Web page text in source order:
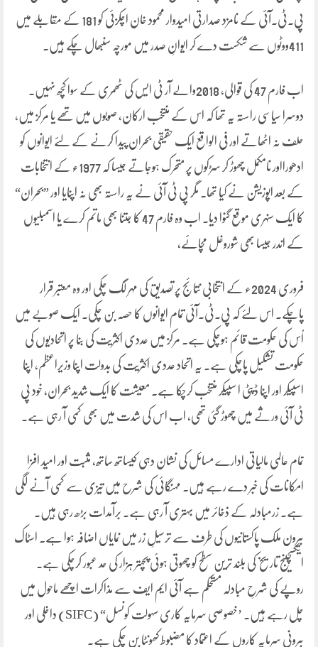
پی۔ٹی۔آئی کے نامزد صدارتی امیدوار محمود خان اچکزئی کو 181 کے مقابلے میں
411ووٹوں سے شکست دے کر ایوانِ صدر میں مورچہ سنبھال چکے ہیں۔
اب فارم 47 کی قوالی، 2018والے آر ٹی ایس کی ٹھمری کے سوا کچھ نہیں۔
دوسرا سیاسی راستہ یہ تھا کہ اس کے منتخب ارکان، صوبوں میں تھے یا مرکز میں،
حلف نہ اٹھاتے اور فی الواقع ایک حقیقی بحران پیدا کرنے کے لئے ایوانوں کو
ادھورااور نامکمل چھوڑ کر سڑکوں پر متحرک ہوجاتے جیسا کہ 1977ء کے انتخابات
کے بعد اپوزیشن نے کیا تھا۔ مگر پی ٹی آئی نے یہ راستہ بھی نہ اپنایا اور ”بحران“
کا ایک سنہری موقع گنوا دیا۔ اب وہ فارم 47 کا جتنا بھی ماتم کرے یا اسمبلیوں
کے اندر جیسا بھی شوروغل مچائے،
فروری 2024ء کے انتخابی نتائج پر تصدیق کی مہر لگ چکی اور وہ معتبر قرار
پاچکے۔ اس لئے کہ پی۔ٹی۔آئی تمام ایوانوں کا حصہ بن چکی۔ ایک صوبے میں
اُس کی حکومت قائم ہوچکی ہے۔ مرکز میں عددی اکثریت کی بنا پر اتحادیوں کی
حکومت تشکیل پاچکی ہے۔ یہ اتحاد عددی اکثریت کی بدولت اپنا وزیراعظم، اپنا
اسپیکر اور اپنا ڈپٹی ا سپیکر منتخب کرچکا ہے۔ معیشت کا ایک شدید بحران، خود پی
ٹی آئی ورثے میں چھوڑ گئی تھی، اب اس کی شدت میں بھی کمی آ رہی ہے۔
تمام عالمی مالیاتی ادارے مسائل کی نشان دہی کیساتھ ساتھ، مثبت اور امید افزا
امکانات کی خبر دے رہے ہیں۔ مہنگائی کی شرح میں تیزی سے کمی آنے لگی
ہے۔ زرمبادلہ کے ذخائر میں بہتری آ رہی ہے۔ برآمدات بڑھ رہی ہیں۔
بیرون ملک پاکستانیوں کی طرف سے ترسیلِ زر میں نمایاں اضافہ ہوا ہے۔ اسٹاک
ایکسچینج تاریخ کی بلند ترین سطح کو چھوتی ہوئی پچہتر ہزار کی حد عبور کرچکی ہے۔
روپے کی شرحِ مبادلہ مستحکم ہے آئی ایم ایف سے مذاکرات اچھے ماحول میں
چل رہے ہیں۔ ’خصوصی سرمایہ کاری سہولت کونسل“ (SIFC) داخلی اور
بیرونی سرمایہ کاروں کے اعتماد کا مضبوط کھونٹا بن چکی ہے۔